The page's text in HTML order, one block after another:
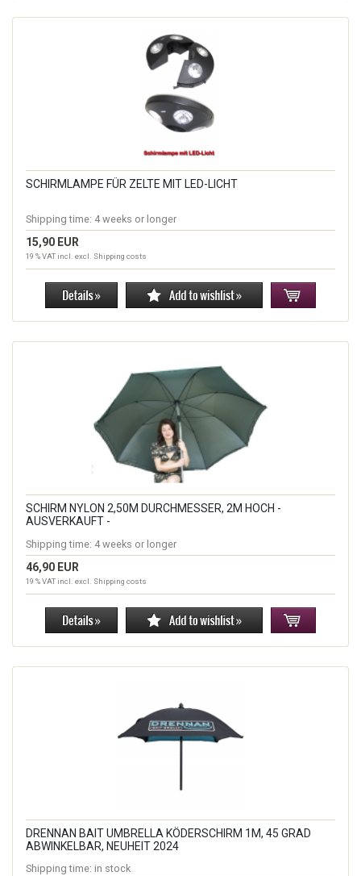
SCHIRMLAMPE FÜR ZELTE MIT LED-LICHT
Shipping time: 4 weeks or longer
15,90 EUR
19 % VAT incl. excl. Shipping costs
SCHIRM NYLON 2,50M DURCHMESSER, 2M HOCH -
AUSVERKAUFT -
Shipping time: 4 weeks or longer
46,90 EUR
19 % VAT incl. excl. Shipping costs
DRENNAN BAIT UMBRELLA KÖDERSCHIRM 1M, 45 GRAD
ABWINKELBAR, NEUHEIT 2024
Shipping time: in stock